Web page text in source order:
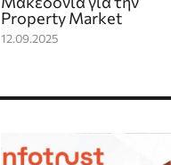
Property Market
12.09.2025